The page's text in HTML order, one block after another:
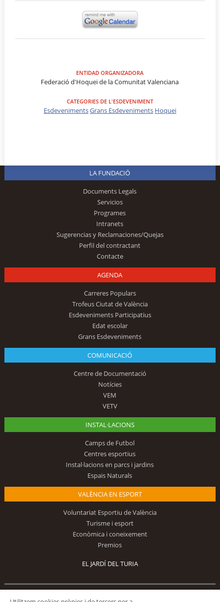
ENTIDAD ORGANIZADORA
Federació d'Hoquei de la Comunitat Valenciana
CATEGORIES DE L'ESDEVENIMENT
EsdevenimentsGrans Esdeveniments Hoquei
LA FUNDACIÓ
Documents Legals
Servicios
Programes
Intranets
Sugerencias y Reclamaciones/Quejas
Perfil del contractant
Contacte
AGENDA
Carreres Populars
Trofeus Ciutat de València
Esdeveniments Participatius
Edat escolar
Grans Esdeveniments
COMUNICACIÓ
Centre de Documentació
Notícies
VEM
VETV
INSTAL·LACIONS
Camps de Futbol
Centres esportius
Instal·lacions en parcs i jardins
Espais Naturals
VALÈNCIA EN ESPORT
Voluntariat Esportiu de València
Turisme i esport
Econòmica i coneixement
Premios
EL JARDÍ DEL TURIA